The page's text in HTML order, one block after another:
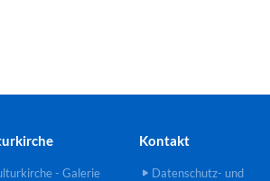
- Galerie
Kontakt
Datenschutz- und